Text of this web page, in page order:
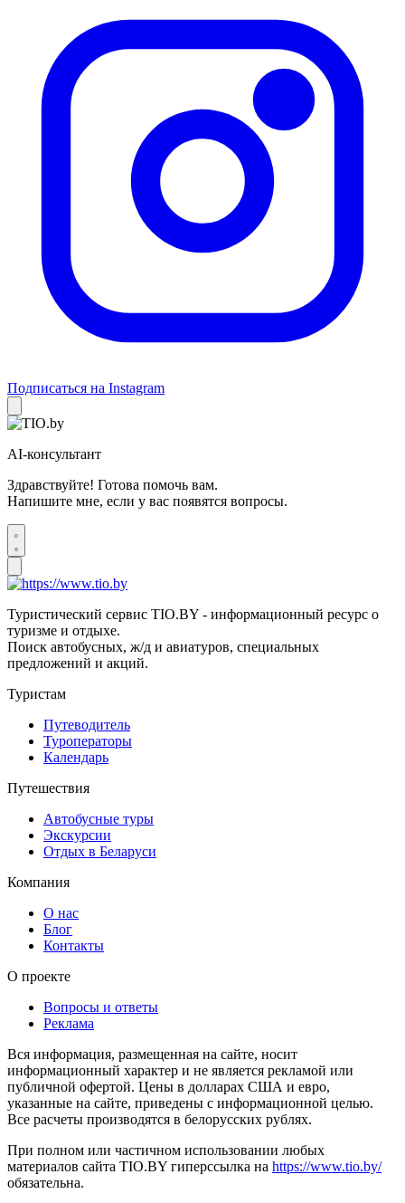
Подписаться на Instagram
AI-консультант
Здравствуйте! Готова помочь вам.
Напишите мне, если у вас появятся вопросы.
Туристический сервис TIO.BY - информационный ресурс о
туризме и отдыхе.
Поиск автобусных, ж/д и авиатуров, специальных
предложений и акций.
Туристам
Путеводитель
Туроператоры
Календарь
Путешествия
Автобусные туры
Экскурсии
Отдых в Беларуси
Компания
О нас
Блог
Контакты
О проекте
Вопросы и ответы
Реклама
Вся информация, размещенная на сайте, носит
информационный характер и не является рекламой или
публичной офертой. Цены в долларах США и евро,
указанные на сайте, приведены с информационной целью.
Все расчеты производятся в белорусских рублях.
При полном или частичном использовании любых
материалов сайта TIO.BY гиперссылка на https://www.tio.by/
обязательна.